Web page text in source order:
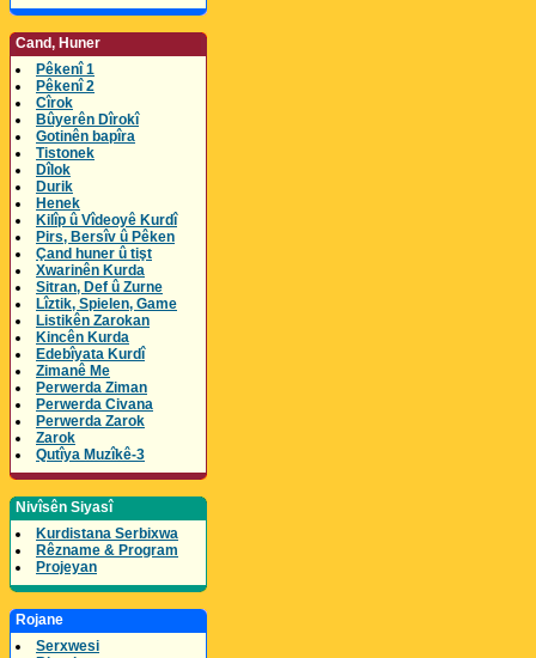
Cand, Huner
Pêkenî 1
Pêkenî 2
Cîrok
Bûyerên Dîrokî
Gotinên bapîra
Tistonek
Dîlok
Durik
Henek
Kilîp û Vîdeoyê Kurdî
Pirs, Bersîv û Pêken
Çand huner û tişt
Xwarinên Kurda
Sitran, Def û Zurne
Lîztik, Spielen, Game
Listikên Zarokan
Kincên Kurda
Edebîyata Kurdî
Zimanê Me
Perwerda Ziman
Perwerda Civana
Perwerda Zarok
Zarok
Qutîya Muzîkê-3
Nivîsên Siyasî
Kurdistana Serbixwa
Rêzname & Program
Projeyan
Rojane
Serxwesi